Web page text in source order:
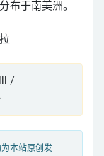
布于南美洲。
/
本站原创发